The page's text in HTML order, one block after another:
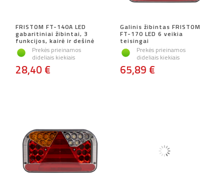
FRISTOM FT-140A LED
gabaritiniai žibintai, 3
funkcijos, kairė ir dešinė
Prekės prieinamos
dideliais kiekiais
28,40 €
Galinis žibintas FRISTOM
FT-170 LED 6 veikia
teisingai
Prekės prieinamos
dideliais kiekiais
65,89 €